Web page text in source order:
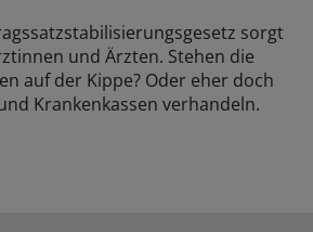
sorgt
und Ärzten. Stehen die
auf der Kippe? Oder eher doch
Krankenkassen verhandeln.